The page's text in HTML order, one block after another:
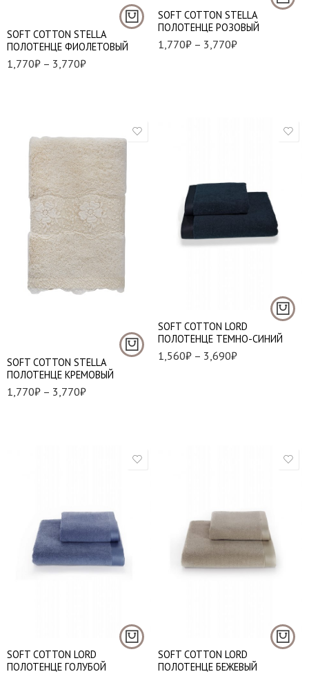
SOFT СOTTON STELLA
ПОЛОТЕНЦЕ ФИОЛЕТОВЫЙ
1,770₽ – 3,770₽
SOFT СOTTON STELLA
ПОЛОТЕНЦЕ РОЗОВЫЙ
1,770₽ – 3,770₽
SOFT СOTTON STELLA
ПОЛОТЕНЦЕ КРЕМОВЫЙ
1,770₽ – 3,770₽
SOFT СOTTON LORD
ПОЛОТЕНЦЕ ТЕМНО-СИНИЙ
1,560₽ – 3,690₽
SOFT СOTTON LORD
ПОЛОТЕНЦЕ ГОЛУБОЙ
SOFT СOTTON LORD
ПОЛОТЕНЦЕ БЕЖЕВЫЙ